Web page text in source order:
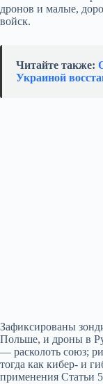
дронов и малые,
войск.
Читайте также:
Украиной
Зафиксированы
Польше, и дроны в
— расколоть союз;
тогда как кибер- и
применения Статьи